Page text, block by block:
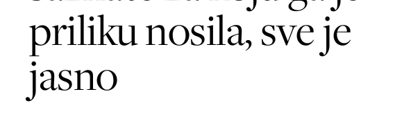
priliku nosila, sve je
jasno